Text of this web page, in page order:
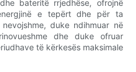
bateritë rrjedhëse, ofrojnë
e tepërt dhe për ta
duke ndihmuar në
dhe duke ofruar
të kërkesës maksimale